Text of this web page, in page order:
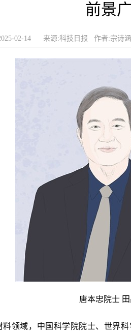
前景
02-14 来源:科技日报 作者:宗诗涵
唐本忠院士
料领域，中国科学院院士、世界